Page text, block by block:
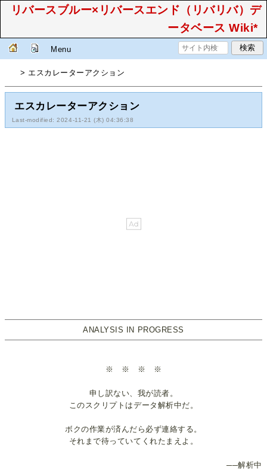
リバースブルー×リバースエンド（リバリバ）デ
ータベース Wiki*
Menu
> エスカレーターアクション
エスカレーターアクション
Last-modified: 2024-11-21 (木) 04:36:38
ANALYSIS IN PROGRESS
※ ※ ※ ※
申し訳ない、我が読者。
このスクリプトはデータ解析中だ。
ボクの作業が済んだら必ず連絡する。
それまで待っていてくれたまえよ。
──解析中